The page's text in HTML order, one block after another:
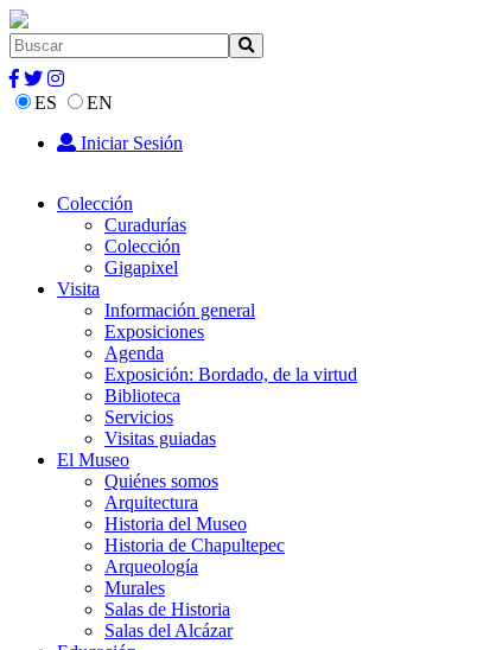
ES
EN
Iniciar Sesión
Colección
Curadurías
Colección
Gigapixel
Visita
Información general
Exposiciones
Agenda
Exposición: Bordado, de la virtud
Biblioteca
Servicios
Visitas guiadas
El Museo
Quiénes somos
Arquitectura
Historia del Museo
Historia de Chapultepec
Arqueología
Murales
Salas de Historia
Salas del Alcázar